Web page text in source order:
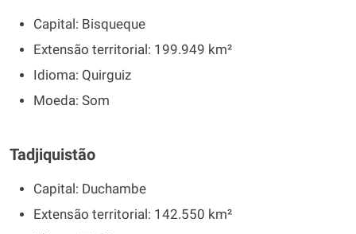
Capital: Bisqueque
Extensão territorial: 199.949 km²
Idioma: Quirguiz
Moeda: Som
Tadjiquistão
Capital: Duchambe
Extensão territorial: 142.550 km²